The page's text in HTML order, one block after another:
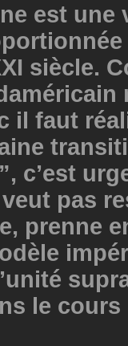
est une
siècle.
il faut
c’est
pas
prenne
le